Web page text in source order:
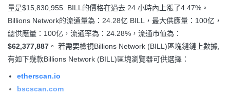
量是$15,830,955. BILL的價格在過去 24 小時內上漲了4.47% 。
Billions Network的流通量為：24.28亿 BILL，最大供應量：100亿，
總供應量：100亿，流通率為：24.28%，流通市值為：
$62,377,887 。 若需要檢視Billions Network (BILL)區塊鏈鏈上數據,
有如下幾款Billions Network (BILL)區塊瀏覽器可供選擇：
etherscan.io
bscscan.com